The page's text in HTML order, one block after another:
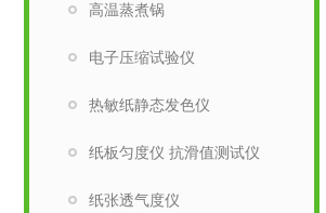
高温蒸煮锅
电子压缩试验仪
热敏纸静态发色仪
纸板匀度仪 抗滑值测试仪
纸张透气度仪